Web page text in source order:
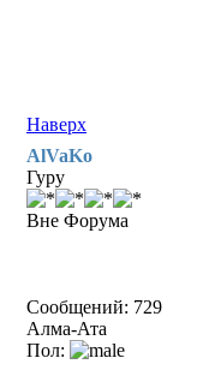
Наверх
AlVaKo
Гуру
Вне Форума
Сообщений: 729
Алма-Ата
Пол: